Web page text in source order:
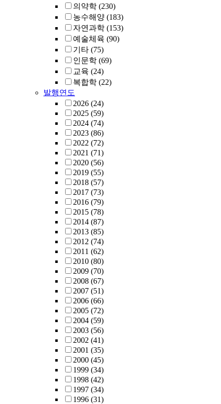
의약학 (230)
농수해양 (183)
자연과학 (153)
예술체육 (90)
기타 (75)
인문학 (69)
교육 (24)
복합학 (22)
발행연도
2026 (24)
2025 (59)
2024 (74)
2023 (86)
2022 (72)
2021 (71)
2020 (56)
2019 (55)
2018 (57)
2017 (73)
2016 (79)
2015 (78)
2014 (87)
2013 (85)
2012 (74)
2011 (62)
2010 (80)
2009 (70)
2008 (67)
2007 (51)
2006 (66)
2005 (72)
2004 (59)
2003 (56)
2002 (41)
2001 (35)
2000 (45)
1999 (34)
1998 (42)
1997 (34)
1996 (31)